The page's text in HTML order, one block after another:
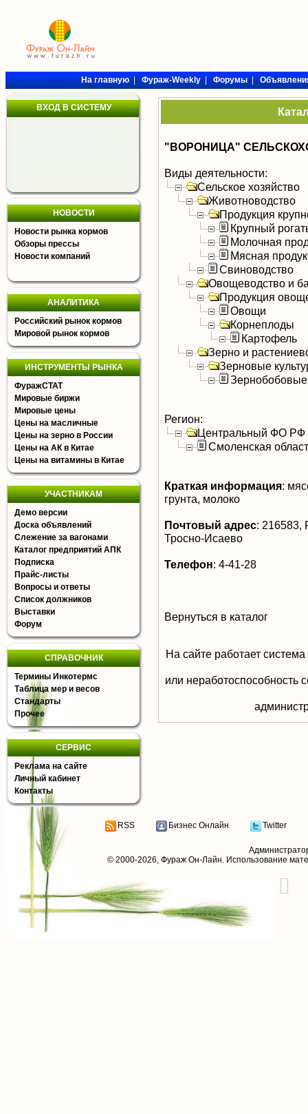
На главную|Фураж-Weekly|Форумы|
ВХОД В СИСТЕМУ
НОВОСТИ
Новости рынка кормов
Обзоры прессы
Новости компаний
АНАЛИТИКА
Российский рынок кормов
Мировой рынок кормов
ИНСТРУМЕНТЫ РЫНКА
ФуражСТАТ
Мировые биржи
Мировые цены
Цены на масличные
Цены на зерно в России
Цены на АК в Китае
Цены на витамины в Китае
УЧАСТНИКАМ
Демо версии
Доска объявлений
Слежение за вагонами
Каталог предприятий АПК
Подписка
Прайс-листы
Вопросы и ответы
Список должников
Выставки
Форум
СПРАВОЧНИК
Термины Инкотермс
Таблица мер и весов
Стандарты
Прочее
СЕРВИС
Реклама на сайте
Личный кабинет
Контакты
"ВОРОНИЦА"
Виды деятельности:
Сельское хозяйство
Животноводство
Продукция
Крупный
Молочная
Мясная
Свиноводство
Овощеводство и
Продукция
Овощи
Корнеплоды
Картофель
Зерно и
Зерновые
Зернобобовые
Регион:
Центральный ФО РФ
Смоленская
Краткая информация:
грунта, молоко
Почтовый адрес: 216583,
Тросно-Исаево
Телефон: 4-41-28
Вернуться в каталог
На сайте работает
или неработоспособность
RSS Бизнес Онлайн Twitter
© 2000-2026, Фураж Он-Лайн. Использование